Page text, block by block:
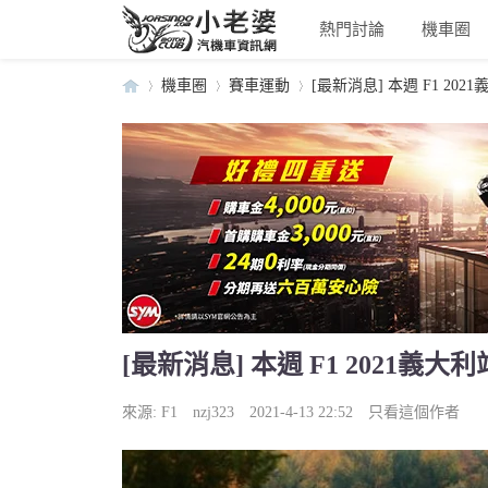
熱門討論 機車圈
小›
機車圈
›
賽車運動
›
[最新消息] 本週 F1 2021
[最新消息] 本週 F1 2021義大利
來源: F1 nzj323 2021-4-13 22:52 只看這個作者